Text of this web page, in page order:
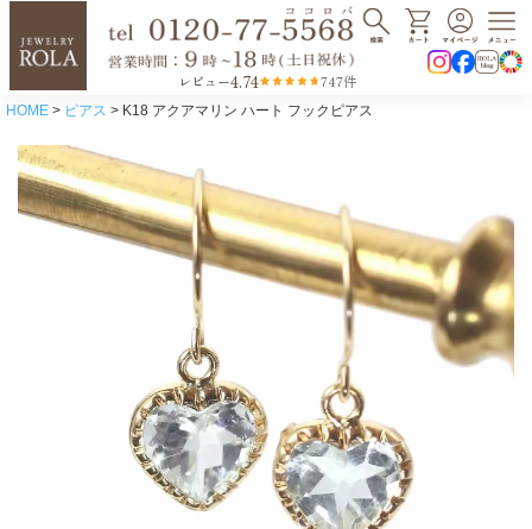
レビュー4.74 747件
HOME ピアス K18 アクアマリン ハート フックピアス